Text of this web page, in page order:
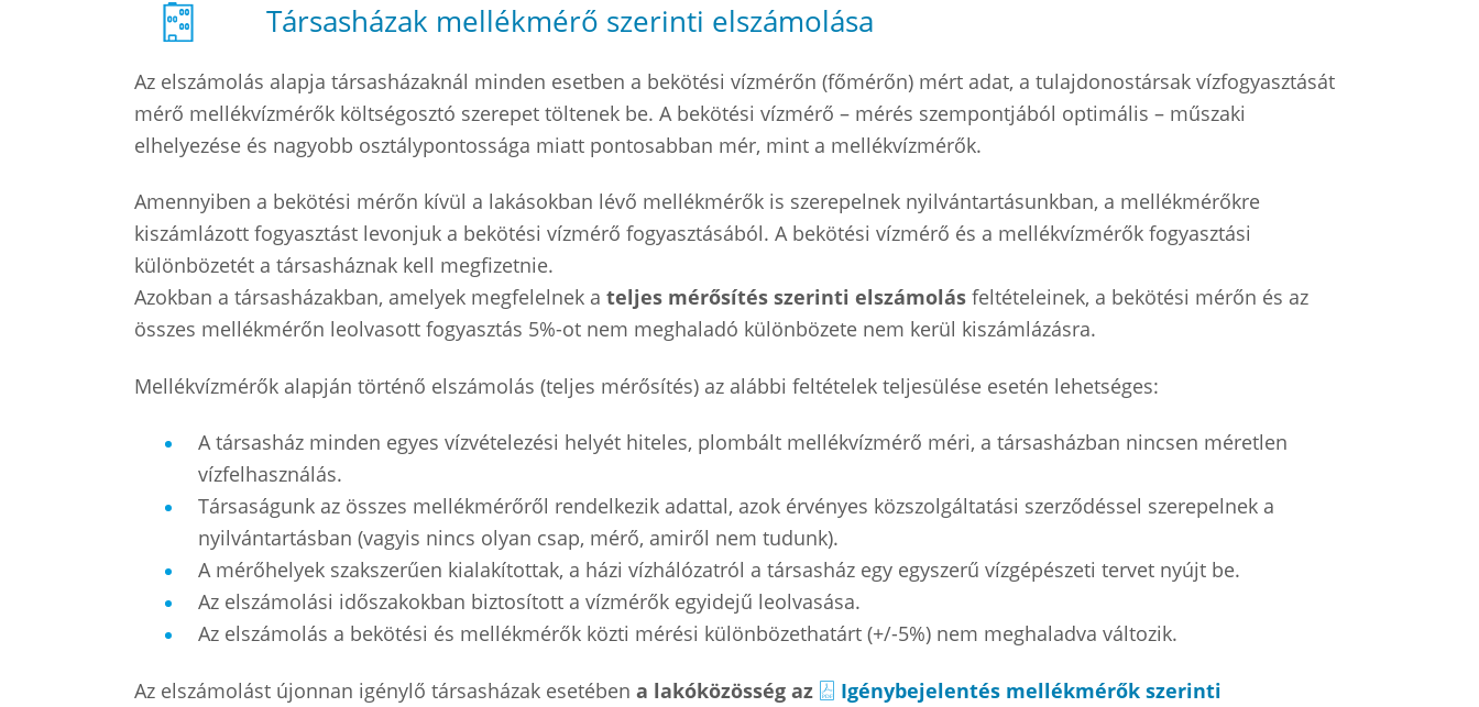
Társasházak mellékmérő szerinti elszámolása
Az elszámolás alapja társasházaknál minden esetben a bekötési vízmérőn (főmérőn) mért adat, a tulajdonostársak vízfogyasztását
mérő mellékvízmérők költségosztó szerepet töltenek be. A bekötési vízmérő – mérés szempontjából optimális – műszaki
elhelyezése és nagyobb osztálypontossága miatt pontosabban mér, mint a mellékvízmérők.
Amennyiben a bekötési mérőn kívül a lakásokban lévő mellékmérők is szerepelnek nyilvántartásunkban, a mellékmérőkre
kiszámlázott fogyasztást levonjuk a bekötési vízmérő fogyasztásából. A bekötési vízmérő és a mellékvízmérők fogyasztási
különbözetét a társasháznak kell megfizetnie.
Azokban a társasházakban, amelyek megfelelnek a teljes mérősítés szerinti elszámolásfeltételeinek, a bekötési mérőn és az
összes mellékmérőn leolvasott fogyasztás 5%-ot nem meghaladó különbözete nem kerül kiszámlázásra.
Mellékvízmérők alapján történő elszámolás (teljes mérősítés) az alábbi feltételek teljesülése esetén lehetséges:
A társasház minden egyes vízvételezési helyét hiteles, plombált mellékvízmérő méri, a társasházban nincsen méretlen
vízfelhasználás.
Társaságunk az összes mellékmérőről rendelkezik adattal, azok érvényes közszolgáltatási szerződéssel szerepelnek a
nyilvántartásban (vagyis nincs olyan csap, mérő, amiről nem tudunk).
A mérőhelyek szakszerűen kialakítottak, a házi vízhálózatról a társasház egy egyszerű vízgépészeti tervet nyújt be.
Az elszámolási időszakokban biztosított a vízmérők egyidejű leolvasása.
Az elszámolás a bekötési és mellékmérők közti mérési különbözethatárt (+/-5%) nem meghaladva változik.
Az elszámolást újonnan igénylő társasházak esetében a lakóközösség az
Igénybejelentés mellékmérők szerinti